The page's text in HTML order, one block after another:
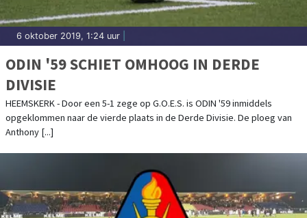
6 oktober 2019, 1:24 uur
ODIN '59 SCHIET OMHOOG IN DERDE
DIVISIE
HEEMSKERK - Door een 5-1 zege op G.O.E.S. is ODIN '59 inmiddels
opgeklommen naar de vierde plaats in de Derde Divisie. De ploeg van
Anthony [...]